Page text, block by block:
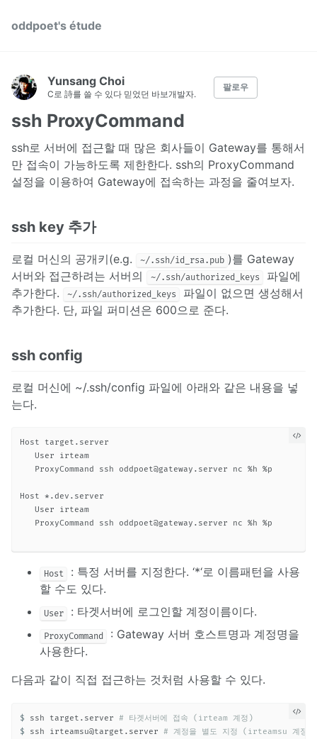
oddpoet's étude
Yunsang Choi
C로 詩를 쓸 수 있다 믿었던 바보개발자.
팔로우
ssh ProxyCommand
ssh로 서버에 접근할 때 많은 회사들이 Gateway를 통해서
만 접속이 가능하도록 제한한다. ssh의 ProxyCommand
설정을 이용하여 Gateway에 접속하는 과정을 줄여보자.
ssh key 추가
로컬 머신의 공개키(e.g. ~/.ssh/id_rsa.pub )를 Gateway
서버와 접근하려는 서버의
~/.ssh/authorized_keys
파일에
추가한다.
~/.ssh/authorized_keys
파일이 없으면 생성해서
추가한다. 단, 파일 퍼미션은 600으로 준다.
ssh config
로컬 머신에 ~/.ssh/config 파일에 아래와 같은 내용을 넣
는다.
Host target.server
   User irteam
   ProxyCommand ssh
oddpoet@gateway.server nc %h %p
Host *.dev.server
   User irteam
   ProxyCommand ssh
oddpoet@gateway.server nc %h %p
Host
: 특정 서버를 지정한다. ‘*‘로 이름패턴을 사용
할 수도 있다.
User : 타겟서버에 로그인할 계정이름이다.
ProxyCommand
: Gateway 서버 호스트명과 계정명을
사용한다.
다음과 같이 직접 접근하는 것처럼 사용할 수 있다.
$ ssh target.server # 타겟서버에 접속 (irteam 계정)
$ ssh irteamsu@target.server # 계정을 별도 지정 (irteamsu 계정)